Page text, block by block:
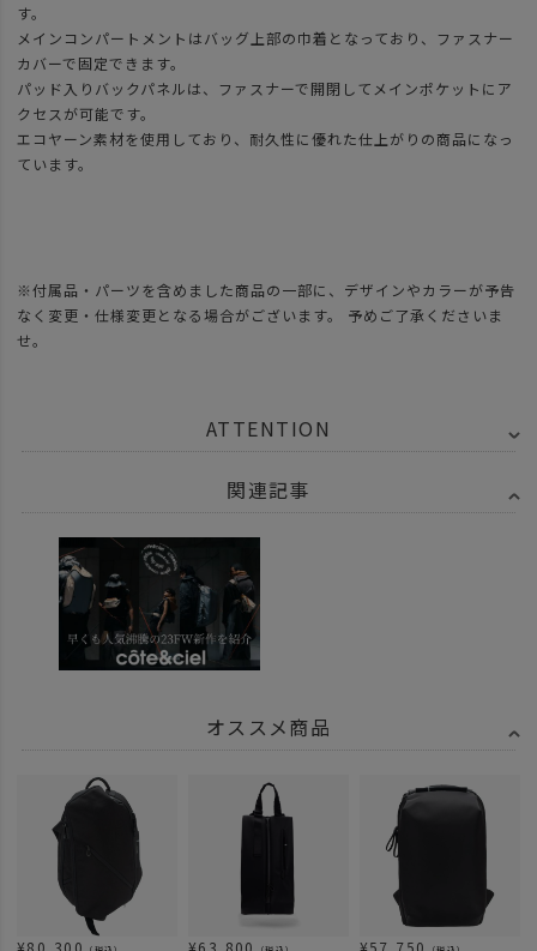
す。
メインコンパートメントはバッグ上部の巾着となっており、ファスナー
カバーで固定できます。
パッド入りバックパネルは、ファスナーで開閉してメインポケットにア
クセスが可能です。
エコヤーン素材を使用しており、耐久性に優れた仕上がりの商品になっ
ています。
※付属品・パーツを含めました商品の一部に、デザインやカラーが予告
なく変更・仕様変更となる場合がございます。 予めご了承くださいま
せ。
ATTENTION
関連記事
オススメ商品
¥80,300 ¥63,800 ¥57,750